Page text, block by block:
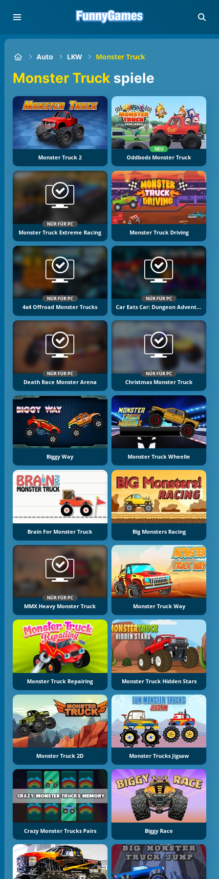
Auto LKW Monster Truck
Monster Truck spiele
Monster Truck 2
NEU
Oddbods Monster Truck
NÜR FÜR PC
Monster Truck Extreme Racing Monster Truck Driving
NÜR FÜR PC
4x4 Offroad Monster Trucks
NÜR FÜR PC
Car Eats Car: Dungeon Adventure
NÜR FÜR PC
Death Race Monster Arena
NÜR FÜR PC
Christmas Monster Truck
Biggy Way Monster Truck Wheelie
Brain For Monster Truck Big Monsters Racing
NÜR FÜR PC
MMX Heavy Monster Truck Monster Truck Way
Monster Truck Repairing Monster Truck Hidden Stars
Monster Truck 2D Monster Trucks Jigsaw
Crazy Monster Trucks Pairs Biggy Race